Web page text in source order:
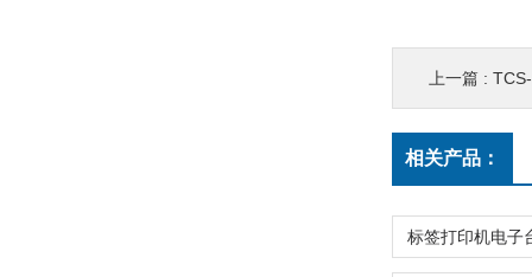
上一篇 :
相关产品：